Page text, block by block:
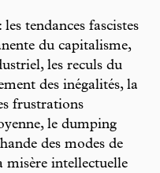
tendances fascistes
du capitalisme,
les reculs du
des inégalités, la
frustrations
le dumping
des modes de
misère intellectuelle